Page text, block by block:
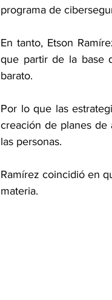
programa de
En tanto, Etson
que partir de la base
barato.
Por lo que las
creación de planes de
las personas.
Ramírez coincidió en
materia.